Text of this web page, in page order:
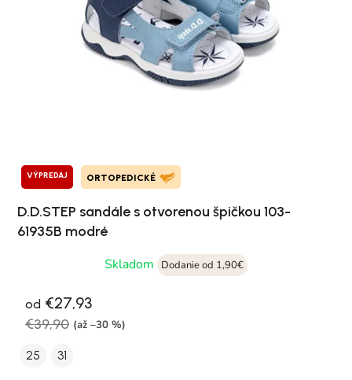
VÝPREDAJ ORTOPEDICKÉ
D.D.STEP sandále s otvorenou špičkou 103-
61935B modré
Skladom
Dodanie od 1,90€
od €27,93
€39,90 (až –30 %)
25 31